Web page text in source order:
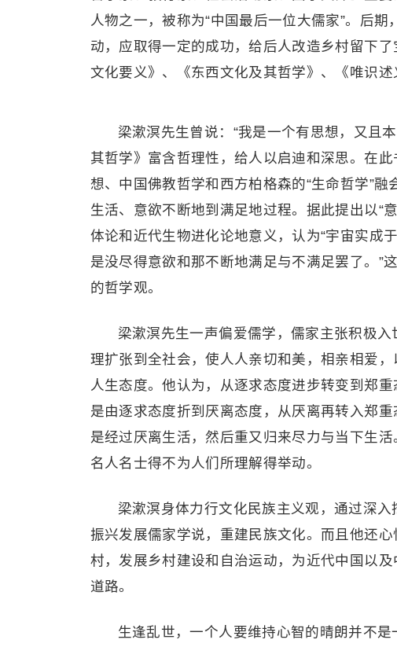
人物之一，被称为“中国最后一位大儒家”。后
动，应取得一定的成功，给后人改造乡村留下
文化要义》、《东西文化及其哲学》、《唯识述
梁漱溟先生曾说：“我是一个有思想，又且
其哲学》富含哲理性，给人以启迪和深思。在
想、中国佛教哲学和西方柏格森的“生命哲学”
生活、意欲不断地到满足地过程。据此提出以“
体论和近代生物进化论地意义，认为“宇宙实成
是没尽得意欲和那不断地满足与不满足罢了。”
的哲学观。
梁漱溟先生一声偏爱儒学，儒家主张积极
理扩张到全社会，使人人亲切和美，相亲相爱
人生态度。他认为，从逐求态度进步转变到郑
是由逐求态度折到厌离态度，从厌离再转入郑
是经过厌离生活，然后重又归来尽力与当下生
名人名士得不为人们所理解得举动。
梁漱溟身体力行文化民族主义观，通过深
振兴发展儒家学说，重建民族文化。而且他还
村，发展乡村建设和自治运动，为近代中国以
道路。
生逢乱世，一个人要维持心智的晴朗并不